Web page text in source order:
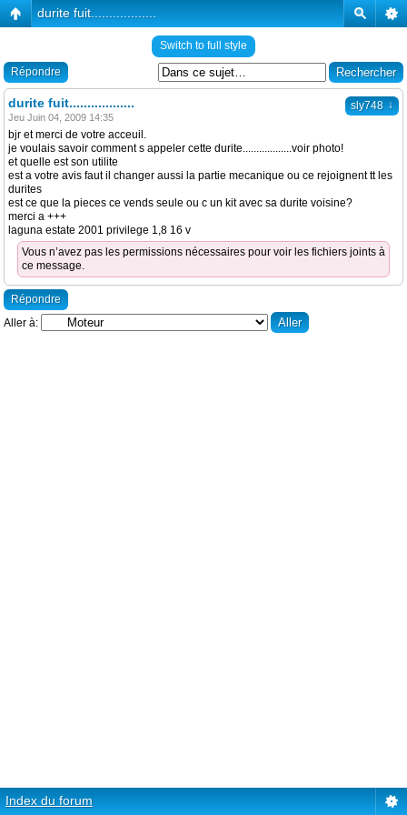
durite fuit..................
Switch to full style
Répondre
sly748 ↓
durite fuit..................
Jeu Juin 04, 2009 14:35
bjr et merci de votre acceuil.
je voulais savoir comment s appeler cette durite..................voir photo!
et quelle est son utilite
est a votre avis faut il changer aussi la partie mecanique ou ce rejoignent tt les
durites
est ce que la pieces ce vends seule ou c un kit avec sa durite voisine?
merci a +++
laguna estate 2001 privilege 1,8 16 v
Vous n’avez pas les permissions nécessaires pour voir les fichiers joints à
ce message.
Répondre
Aller à:
Index du forum